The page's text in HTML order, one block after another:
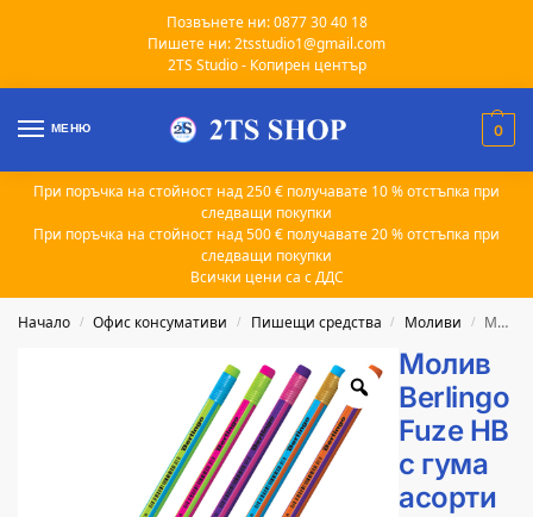
Позвънете ни: 0877 30 40 18
Пишете ни: 2tsstudio1@gmail.com
2TS Studio - Копирен център
МЕНЮ 0
При поръчка на стойност над 250 € получавате 10 % отстъпка при
следващи покупки
При поръчка на стойност над 500 € получавате 20 % отстъпка при
следващи покупки
Всички цени са с ДДС
Начало / Офис консумативи / Пишещи средства / Моливи / Молив Berlingo Fuze HB с гума асорти
Молив
Berlingo
Fuze HB
с гума
асорти